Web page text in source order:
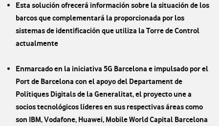
Esta solución ofrecerá información sobre la situación de los
barcos que complementará la proporcionada por los
sistemas de identificación que utiliza la Torre de Control
actualmente
Enmarcado en la iniciativa 5G Barcelona e impulsado por el
Port de Barcelona con el apoyo del Departament de
Polítiques Digitals de la Generalitat, el proyecto une a
socios tecnológicos líderes en sus respectivas áreas como
son IBM, Vodafone, Huawei, Mobile World Capital Barcelona